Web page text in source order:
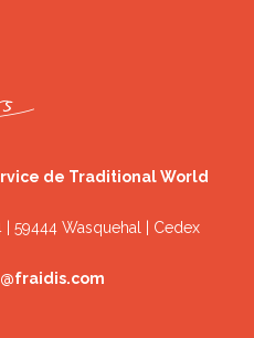
de Traditional World
| 59444 Wasquehal | Cedex